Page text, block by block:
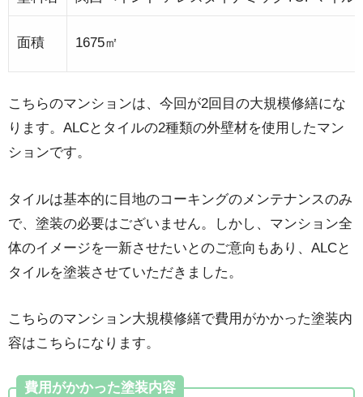
面積 1675㎡
こちらのマンションは、今回が2回目の大規模修繕にな
ります。ALCとタイルの2種類の外壁材を使用したマン
ションです。
タイルは基本的に目地のコーキングのメンテナンスのみ
で、塗装の必要はございません。しかし、マンション全
体のイメージを一新させたいとのご意向もあり、ALCと
タイルを塗装させていただきました。
こちらのマンション大規模修繕で費用がかかった塗装内
容はこちらになります。
費用がかかった塗装内容